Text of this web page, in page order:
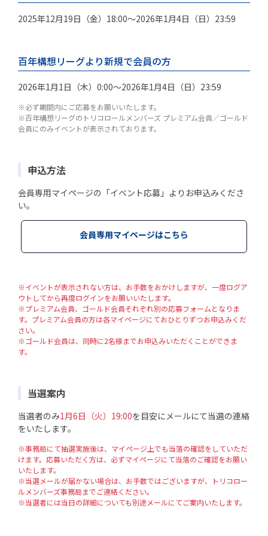
2025年12月19日（金）18:00～2026年1月4日（日）23:59
百年構想リーグより新規で会員の方
2026年1月1日（木）0:00～2026年1月4日（日）23:59
※必ず期間内にご応募をお願いいたします。
※百年構想リーグのトリコロールメンバーズ プレミアム会員／ゴールド
会員にのみイベントが表示されております。
申込方法
会員専用マイページの「イベント応募」よりお申込みくださ
い。
会員専用マイページはこちら
※イベントが表示されない方は、お手数をおかけしますが、一度ログア
ウトしてから再度ログインをお願いいたします。
※プレミアム会員、ゴールド会員それぞれ別の応募フォームとなりま
す。プレミアム会員の方は各マイページにておひとりずつお申込みくだ
さい。
※ゴールド会員は、同時に2名様までお申込みいただくことができま
す。
当選案内
当選者のみ1月6日（火）19:00を目安にメールにて当選の連絡
をいたします。
※事務局にて抽選実施後は、マイページ上でも当落の確認をしていただ
けます。応募いただく方は、必ずマイページにて当落のご確認をお願い
いたします。
※当選メールが届かない場合は、お手数ではございますが、トリコロー
ルメンバーズ事務局までご連絡ください。
※当選者には当日の詳細についても別途メールにてご案内いたします。